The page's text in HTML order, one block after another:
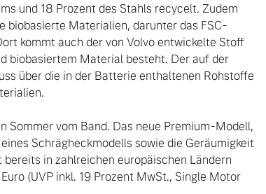
und 18 Prozent des Stahls recycelt. Zudem
biobasierte Materialien, darunter das FSC-
kommt auch der von Volvo entwickelte Stoff
biobasiertem Material besteht. Der auf der
über die in der Batterie enthaltenen Rohstoffe
Sommer vom Band. Das neue Premium-Modell,
Schrägheckmodells sowie die Geräumigkeit
in zahlreichen europäischen Ländern
(UVP inkl. 19 Prozent MwSt., Single Motor